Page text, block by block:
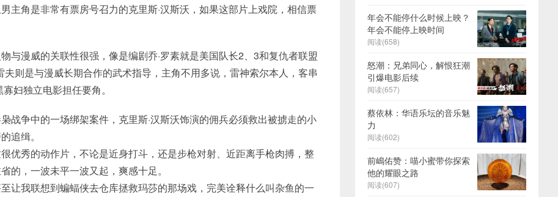
主角是非常有票房号召力的克里斯·汉斯沃，如果这部片上戏院，相信票
与漫威的关联性很强，像是编剧乔·罗素就是美国队长2、3和复仇者联盟
夫则是与漫威长期合作的武术指导，主角不用多说，雷神索尔本人，客串
妇独立电影担任要角。
战争中的一场绑架案件，克里斯·汉斯沃饰演的佣兵必须救出被掳走的小
追缉。
很优秀的动作片，不论是近身打斗，还是步枪对射、近距离手枪肉搏，整
的，一波未平一波又起，爽感十足。
让我联想到蝙蝠侠去仓库拯救玛莎的那场戏，完美诠释什么叫杂鱼的一
年会不能停什么时候上映？
年会不能停上映时间
阅读(658)
怒潮：兄弟同心，解恨狂潮
引爆电影后续
阅读(657)
蔡依林：华语乐坛的音乐魅
力
阅读(602)
前嶋佑赞：喵小蜜带你探索
他的耀眼之路
阅读(607)